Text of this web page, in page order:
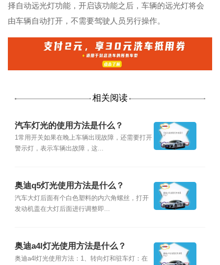
择自动远光灯功能，开启该功能之后，车辆的远光灯将会
由车辆自动打开，不需要驾驶人员另行操作。
相关阅读
汽车灯光的使用方法是什么？
1常用开关如果在晚上车辆出现故障，还需要打开
警示灯，表示车辆出故障，这...
奥迪q5灯光使用方法是什么？
汽车大灯后面有个白色塑料的内六角螺丝，打开
发动机盖在大灯后面进行调整即...
奥迪a4l灯光使用方法是什么？
奥迪a4l灯光使用方法：1、转向灯和驻车灯：在